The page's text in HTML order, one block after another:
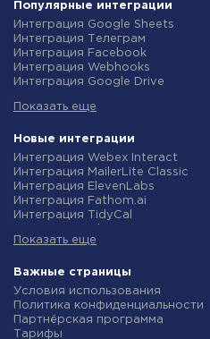
Популярные интеграции
Интеграция Google Sheets
Интеграция Телеграм
Интеграция Facebook
Интеграция Webhooks
Интеграция Google Drive
Интеграция Gmail
Интеграция Новая Почта
Интеграция Binotel
Интеграция OpenAI (ChatGPT)
Интеграция Prom
Интеграция Приват24
Интеграция OLX
Интеграция TurboSMS
Интеграция SendPulse
Интеграция Stream Telecom
Интеграция Google Analytics
Интеграция Creatio
Интеграция Ringostat
Показать еще
Новые интеграции
Интеграция Webex Interact
Интеграция MailerLite Classic
Интеграция ElevenLabs
Интеграция Fathom.ai
Интеграция TidyCal
Интеграция Gist
Интеграция Straico
Интеграция Rows
Интеграция Firecrawl
Интеграция Binotel SmartCRM
Интеграция Perplexity AI
Показать еще
Важные страницы
Условия использования
Политика конфиденциальности
Партнёрская программа
Тарифы